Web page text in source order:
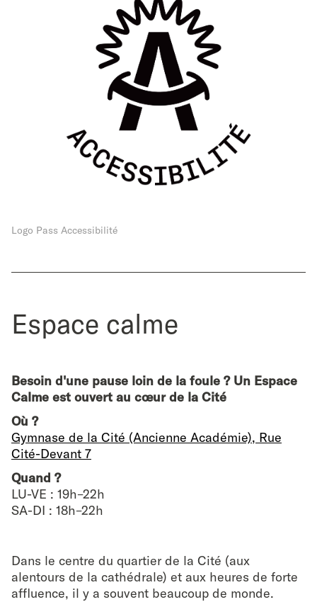
Logo Pass Accessibilité
Espace calme
Besoin d'une pause loin de la foule ? Un Espace
Calme est ouvert au cœur de la Cité
Où ?
Gymnase de la Cité (Ancienne Académie), Rue
Cité-Devant 7
Quand ?
LU-VE : 19h–22h
SA-DI : 18h–22h
Dans le centre du quartier de la Cité (aux
alentours de la cathédrale) et aux heures de forte
affluence, il y a souvent beaucoup de monde.